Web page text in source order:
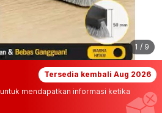
1 / 9
Tersedia kembali Aug 2026
untuk mendapatkan informasi ketika